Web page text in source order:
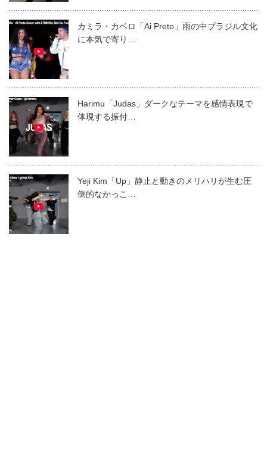
カミラ・カベロ「Ai Preto」雨の中ブラジル文化
に本気で寄り…
Harimu「Judas」ダークなテーマを感情表現で
体現する振付…
Yeji Kim「Up」静止と動きのメリハリが生む圧
倒的なかっこ…